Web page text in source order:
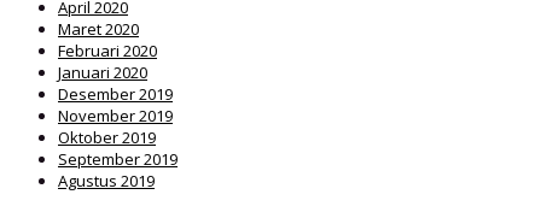
April 2020
Maret 2020
Februari 2020
Januari 2020
Desember 2019
November 2019
Oktober 2019
September 2019
Agustus 2019